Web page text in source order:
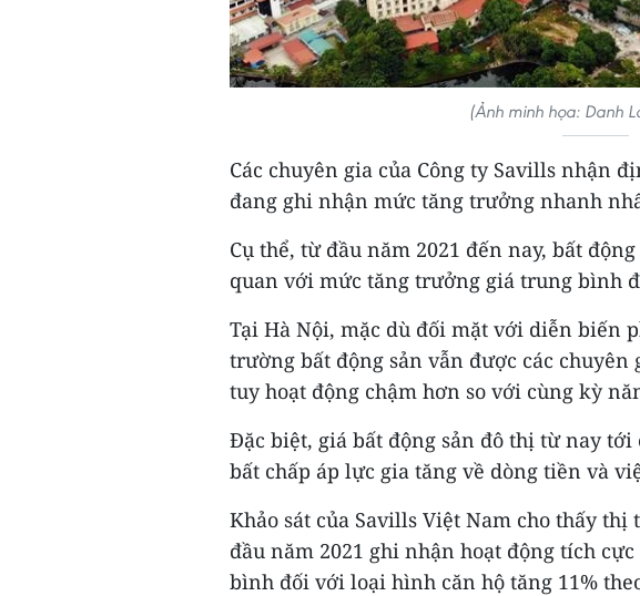
(Ảnh minh họa: Danh
Các chuyên gia của Công ty Savills nhận
đang ghi nhận mức tăng trưởng nhanh
Cụ thể, từ đầu năm 2021 đến nay, bất
quan với mức tăng trưởng giá trung bình
Tại Hà Nội, mặc dù đối mặt với diễn biến
trường bất động sản vẫn được các
tuy hoạt động chậm hơn so với cùng kỳ
Đặc biệt, giá bất động sản đô thị từ nay
bất chấp áp lực gia tăng về dòng tiền và
Khảo sát của Savills Việt Nam cho thấy
đầu năm 2021 ghi nhận hoạt động tích
bình đối với loại hình căn hộ tăng 11%